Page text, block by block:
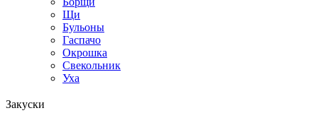
Щи
Бульоны
Гаспачо
Окрошка
Свекольник
Уха
Закуски